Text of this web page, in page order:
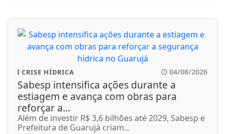
CRISE HÍDRICA 04/08/2026
Sabesp intensifica ações durante a
estiagem e avança com obras para
reforçar a...
Além de investir R$ 3,6 bilhões até 2029, Sabesp e
Prefeitura de Guarujá criam...